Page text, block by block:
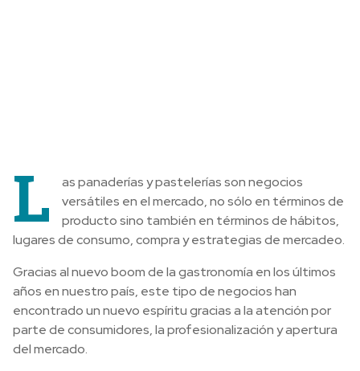
L
as panaderías y pastelerías son negocios
versátiles en el mercado, no sólo en términos de
producto sino también en términos de hábitos,
lugares de consumo, compra y estrategias de mercadeo.
Gracias al nuevo boom de la gastronomía en los últimos
años en nuestro país, este tipo de negocios han
encontrado un nuevo espíritu gracias a la atención por
parte de consumidores, la profesionalización y apertura
del mercado.